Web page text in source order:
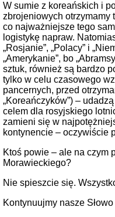
W sumie z koreańskich i
zbrojeniowych otrzymamy
co najważniejsze tego
logistykę napraw.
„Rosjanie”, „Polacy” i
„Amerykanie”, bo
sztuk, również są bardzo
tylko w celu czasowego
pancernych, przed
„Koreańczyków”) –
celem dla rosyjskiego
zamieni się w
kontynencie – oczywiście
Ktoś powie – ale na czym
Morawieckiego?
Nie spieszcie się.
Kontynuujmy nasze Słowo